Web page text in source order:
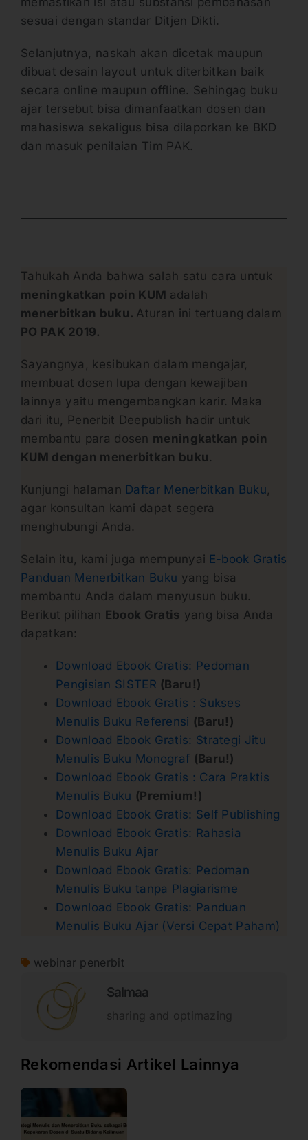
sesuai dengan standar Ditjen Dikti.
Selanjutnya, naskah akan dicetak maupun
dibuat desain layout untuk diterbitkan baik
secara online maupun offline. Sehingag buku
ajar tersebut bisa dimanfaatkan dosen dan
mahasiswa sekaligus bisa dilaporkan ke BKD
dan masuk penilaian Tim PAK.
Tahukah Anda bahwa salah satu cara untuk
meningkatkan poin KUM adalah
menerbitkan buku. Aturan ini tertuang dalam
PO PAK 2019.
Sayangnya, kesibukan dalam mengajar,
membuat dosen lupa dengan kewajiban
lainnya yaitu mengembangkan karir. Maka
dari itu, Penerbit Deepublish hadir untuk
membantu para dosen meningkatkan poin
KUM dengan menerbitkan buku .
Kunjungi halaman Daftar Menerbitkan Buku,
agar konsultan kami dapat segera
menghubungi Anda.
Selain itu, kami juga mempunyai E-book Gratis
Panduan Menerbitkan Buku yang bisa
membantu Anda dalam menyusun buku.
Berikut pilihan Ebook Gratis yang bisa Anda
dapatkan:
Download Ebook Gratis: Pedoman
Pengisian SISTER (Baru!)
Download Ebook Gratis : Sukses
Menulis Buku Referensi (Baru!)
Download Ebook Gratis: Strategi Jitu
Menulis Buku Monograf (Baru!)
Download Ebook Gratis : Cara Praktis
Menulis Buku (Premium!)
Download Ebook Gratis: Self Publishing
Download Ebook Gratis: Rahasia
Menulis Buku Ajar
Download Ebook Gratis: Pedoman
Menulis Buku tanpa Plagiarisme
Download Ebook Gratis: Panduan
Menulis Buku Ajar (Versi Cepat Paham)
webinar penerbit
Salmaa
sharing and optimazing
Rekomendasi Artikel Lainnya